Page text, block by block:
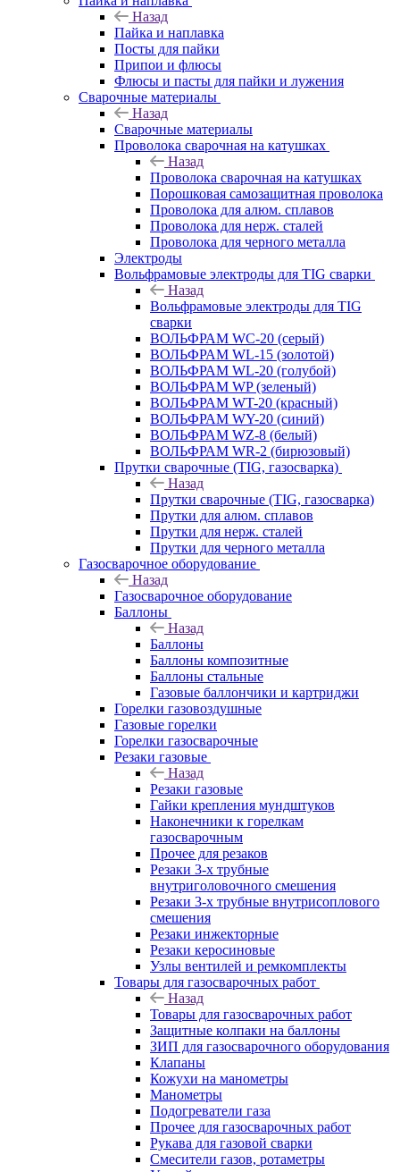
Назад
Пайка и наплавка
Посты для пайки
Припои и флюсы
Флюсы и пасты для пайки и лужения
Сварочные материалы
Назад
Сварочные материалы
Проволока сварочная на катушках
Назад
Проволока сварочная на катушках
Порошковая самозащитная проволока
Проволока для алюм. сплавов
Проволока для нерж. сталей
Проволока для черного металла
Электроды
Вольфрамовые электроды для TIG сварки
Назад
Вольфрамовые электроды для TIG
сварки
ВОЛЬФРАМ WC-20 (серый)
ВОЛЬФРАМ WL-15 (золотой)
ВОЛЬФРАМ WL-20 (голубой)
ВОЛЬФРАМ WP (зеленый)
ВОЛЬФРАМ WT-20 (красный)
ВОЛЬФРАМ WY-20 (синий)
ВОЛЬФРАМ WZ-8 (белый)
ВОЛЬФРАМ WR-2 (бирюзовый)
Прутки сварочные (TIG, газосварка)
Назад
Прутки сварочные (TIG, газосварка)
Прутки для алюм. сплавов
Прутки для нерж. сталей
Прутки для черного металла
Газосварочное оборудование
Назад
Газосварочное оборудование
Баллоны
Назад
Баллоны
Баллоны композитные
Баллоны стальные
Газовые баллончики и картриджи
Горелки газовоздушные
Газовые горелки
Горелки газосварочные
Резаки газовые
Назад
Резаки газовые
Гайки крепления мундштуков
Наконечники к горелкам
газосварочным
Прочее для резаков
Резаки 3-х трубные
внутриголовочного смешения
Резаки 3-х трубные внутрисоплового
смешения
Резаки инжекторные
Резаки керосиновые
Узлы вентилей и ремкомплекты
Товары для газосварочных работ
Назад
Товары для газосварочных работ
Защитные колпаки на баллоны
ЗИП для газосварочного оборудования
Клапаны
Кожухи на манометры
Манометры
Подогреватели газа
Прочее для газосварочных работ
Рукава для газовой сварки
Смесители газов, ротаметры